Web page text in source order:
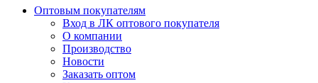
Оптовым покупателям
Вход в ЛК оптового покупателя
О компании
Производство
Новости
Заказать оптом